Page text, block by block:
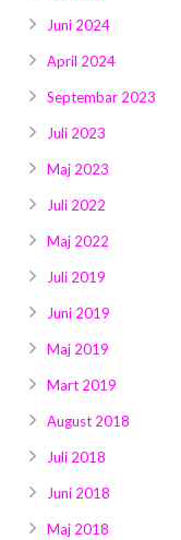
Juni 2024
April 2024
Septembar 2023
Juli 2023
Maj 2023
Juli 2022
Maj 2022
Juli 2019
Juni 2019
Maj 2019
Mart 2019
August 2018
Juli 2018
Juni 2018
Maj 2018